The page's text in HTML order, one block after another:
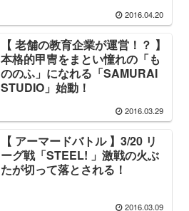
2016.04.20
【 老舗の教育企業が運営！？ 】
本格的甲冑をまとい憧れの「も
ののふ」になれる「SAMURAI
STUDIO」始動！
2016.03.29
【 アーマードバトル 】3/20 リ
ーグ戦「STEEL! 」激戦の火ぶ
たが切って落とされる！
2016.03.09